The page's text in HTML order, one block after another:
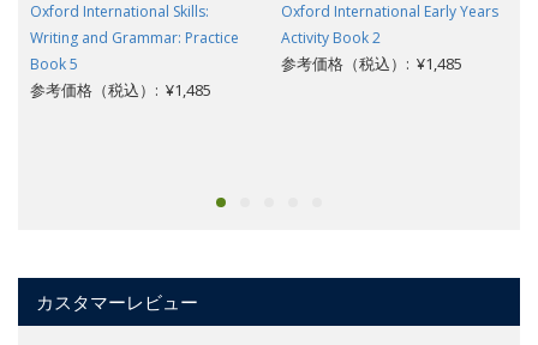
Oxford International Skills:
Writing and Grammar: Practice
Book 5
参考価格（税込）: ¥1,485
Oxford International Early Years
Activity Book 2
参考価格（税込）: ¥1,485
カスタマーレビュー